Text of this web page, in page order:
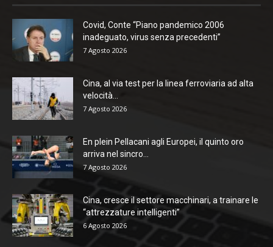
Covid, Conte “Piano pandemico 2006
inadeguato, virus senza precedenti”
7 Agosto 2026
Cina, al via test per la linea ferroviaria ad alta
velocità...
7 Agosto 2026
En plein Pellacani agli Europei, il quinto oro
arriva nel sincro...
7 Agosto 2026
Cina, cresce il settore macchinari, a trainare le
“attrezzature intelligenti”
6 Agosto 2026